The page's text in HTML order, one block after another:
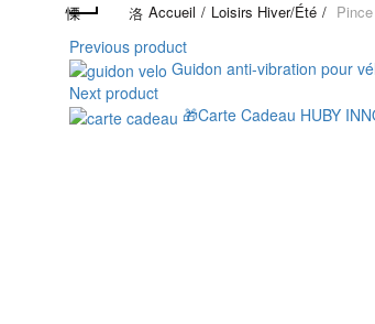
Accueil Loisirs Hiver/Été
Previous product
Guidon anti-vibration pour
Next product
🎁Carte Cadeau HUBY